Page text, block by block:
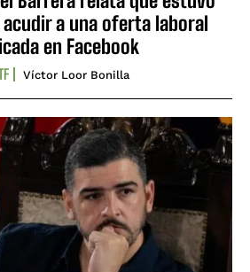
a una oferta laboral
en Facebook
Víctor Loor Bonilla